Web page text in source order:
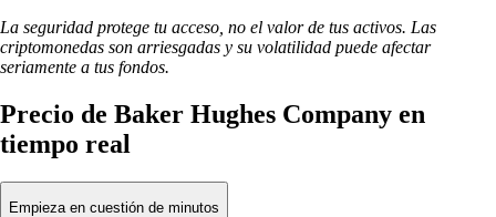
La seguridad protege tu acceso, no el valor de tus activos. Las
criptomonedas son arriesgadas y su volatilidad puede afectar
seriamente a tus fondos.
Precio de Baker Hughes Company en
tiempo real
Empieza en cuestión de minutos